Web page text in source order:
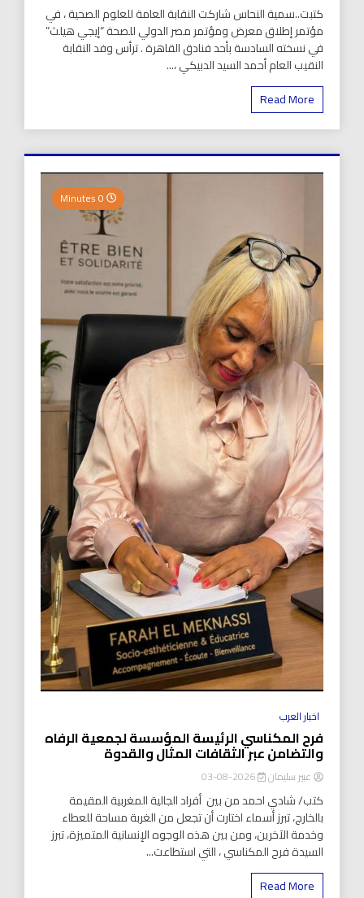
كتبت..سمية النحاس شاركت النقابة العامة للعلوم الصحية ، في
مؤتمر إطلاق معرض ومؤتمر مصر الدولي للصحة “إيجي هيلث”
في نسخته السادسة بأحد فنادق القاهرة . ترأس وفد النقابة
النقيب العام أحمد السيد الدبيكي ،...
Read More
اخبار العرب
فرح المكناسي الرئيسة المؤسسة لجمعية الرفاه
والتضامن عبر الثقافات المثال والقدوة
عبير سليمان 2026-08-03
كتب/ شادي احمد من بين أفراد الجالية المغربية المقيمة
بالخارج، تبرز أسماء اختارت أن تجعل من الغربة مساحة للعطاء
وخدمة الآخرين، ومن بين هذه الوجوه الإنسانية المتميزة، تبرز
السيدة فرح المكناسي ، التي استطاعت...
Read More